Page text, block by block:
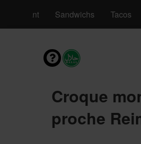
Enfant Sandwichs Tacos
Croque
proche